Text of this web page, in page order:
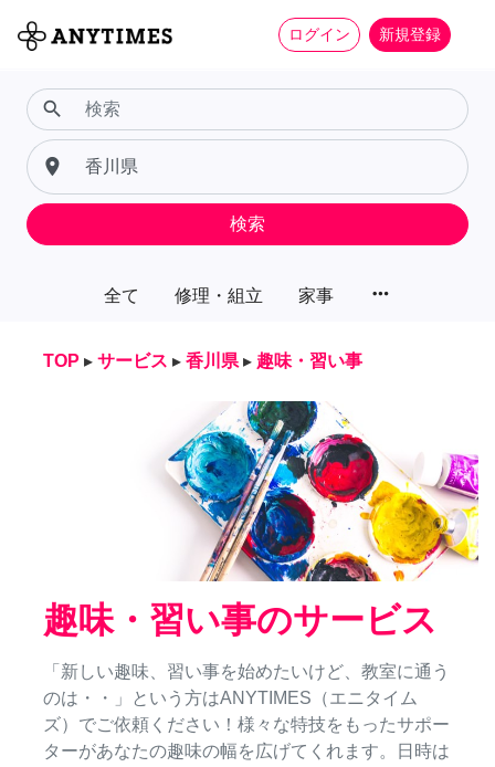
ログイン 新規登録
全て 修理・組立 家事 more_horiz
search
place
検索
TOP ▸ サービス ▸ 香川県 ▸ 趣味・習い事
趣味・習い事のサービス
「新しい趣味、習い事を始めたいけど、教室に通う
のは・・」という方はANYTIMES（エニタイム
ズ）でご依頼ください！様々な特技をもったサポー
ターがあなたの趣味の幅を広げてくれます。日時は